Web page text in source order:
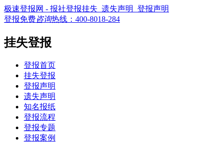
极速登报网 - 报社登报挂失_遗失声明_登报声明
登报免费咨询热线： 400-8018-284
挂失登报
登报首页
挂失登报
登报声明
遗失声明
知名报纸
登报流程
登报专题
登报案例